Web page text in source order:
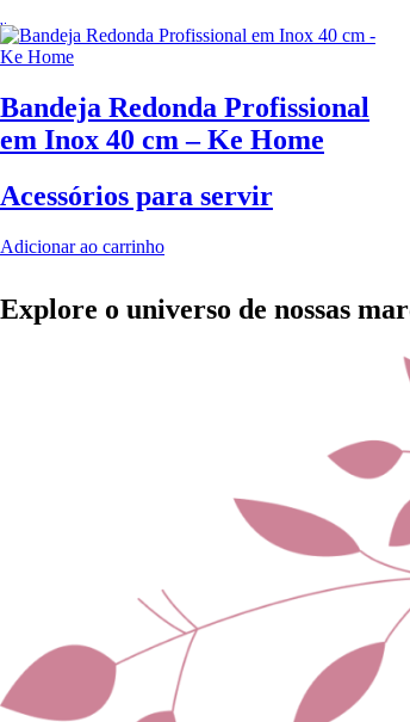
Bandeja Redonda Profissional
em Inox 40 cm – Ke Home
Acessórios para servir
Adicionar ao carrinho
Explore o universo de nossas